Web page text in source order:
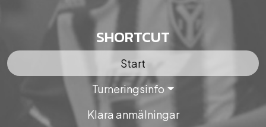
SHORTCUT
Start
Turneringsinfo
Klara anmälningar